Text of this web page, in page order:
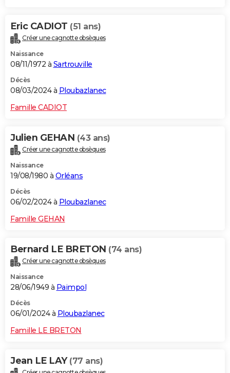
Eric CADIOT (51 ans)
Créer une cagnotte obsèques
Naissance
08/11/1972 à Sartrouville
Décès
08/03/2024 à Ploubazlanec
Famille CADIOT
Julien GEHAN (43 ans)
Créer une cagnotte obsèques
Naissance
19/08/1980 à Orléans
Décès
06/02/2024 à Ploubazlanec
Famille GEHAN
Bernard LE BRETON (74 ans)
Créer une cagnotte obsèques
Naissance
28/06/1949 à Paimpol
Décès
06/01/2024 à Ploubazlanec
Famille LE BRETON
Jean LE LAY (77 ans)